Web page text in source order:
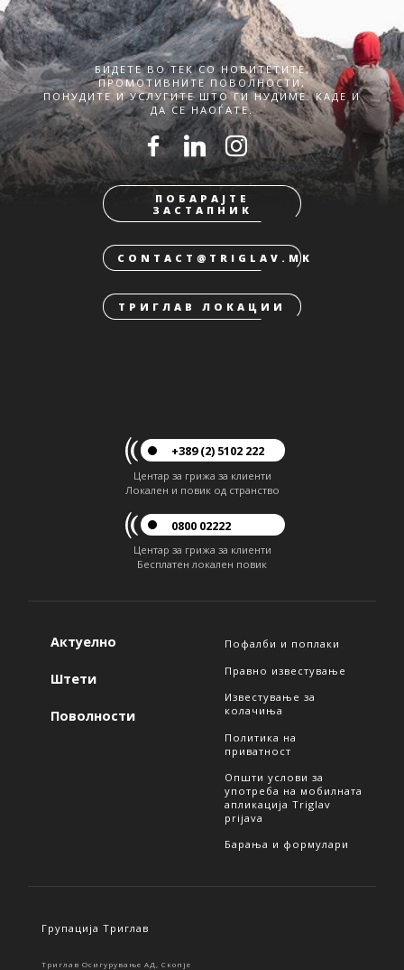
БИДЕТЕ ВО ТЕК СО НОВИТЕТИТЕ,
ПРОМОТИВНИТЕ ПОВОЛНОСТИ,
ПОНУДИТЕ И УСЛУГИТЕ ШТО ГИ НУДИМЕ. КАДЕ И
ДА СЕ НАОЃАТЕ.
ПОБАРАЈТЕ
ЗАСТАПНИК
CONTACT@TRIGLAV.MK
ТРИГЛАВ ЛОКАЦИИ
+389 (2) 5102 222
Центар за грижа за клиенти
Локален и повик од странство
0800 02222
Центар за грижа за клиенти
Бесплатен локален повик
Актуелно
Штети
Поволности
Пофалби и поплаки
Правно известување
Известување за
колачиња
Политика на
приватност
Општи услови за
употреба на мобилната
апликација Triglav
prijava
Барања и формулари
Групација Триглав
Триглав Осигурување АД, Скопје